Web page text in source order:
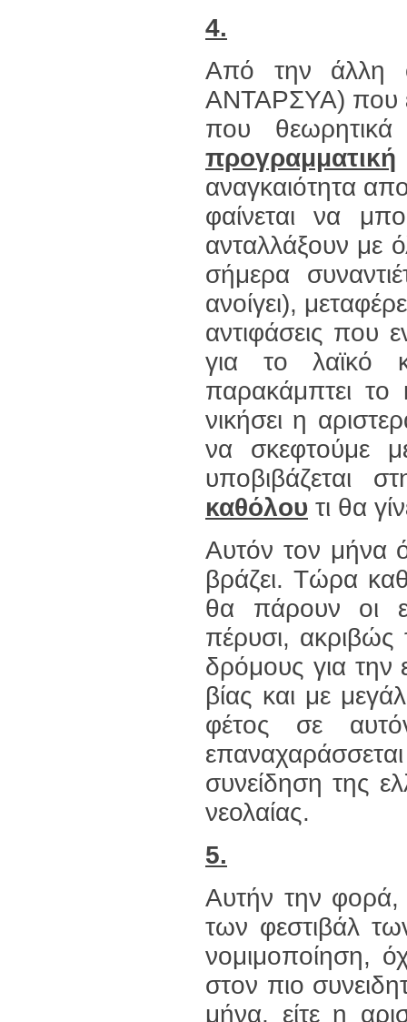
4.
Από την άλλη
ΑΝΤΑΡΣΥΑ) που
που θεωρητικά
προγραμματική
αναγκαιότητα
φαίνεται να
ανταλλάξουν με
σήμερα
ανοίγει),
αντιφάσεις που
για το λαϊκό
παρακάμπτει το
νικήσει η
να σκεφτούμε
υποβιβάζεται
καθόλου τι θα
Αυτόν τον μήνα
βράζει. Τώρα
θα πάρουν οι
πέρυσι, ακριβώς
δρόμους για την
βίας και με
φέτος σε
συνείδηση της
νεολαίας.
5.
Αυτήν την φορά,
των φεστιβάλ
νομιμοποίηση,
στον πιο
μήνα, είτε η